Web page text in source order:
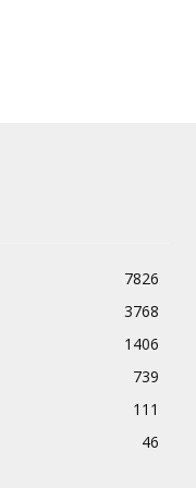
7826
3768
1406
739
111
46